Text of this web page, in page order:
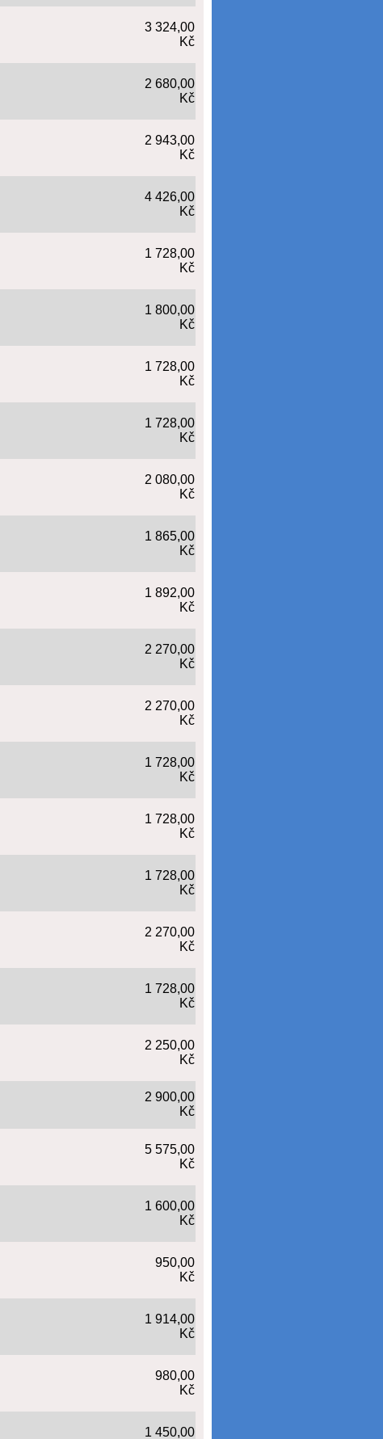
3 324,00
Kč
2 680,00
Kč
2 943,00
Kč
4 426,00
Kč
1 728,00
Kč
1 800,00
Kč
1 728,00
Kč
1 728,00
Kč
2 080,00
Kč
1 865,00
Kč
1 892,00
Kč
2 270,00
Kč
2 270,00
Kč
1 728,00
Kč
1 728,00
Kč
1 728,00
Kč
2 270,00
Kč
1 728,00
Kč
2 250,00
Kč
2 900,00
Kč
5 575,00
Kč
1 600,00
Kč
950,00
Kč
1 914,00
Kč
980,00
Kč
1 450,00